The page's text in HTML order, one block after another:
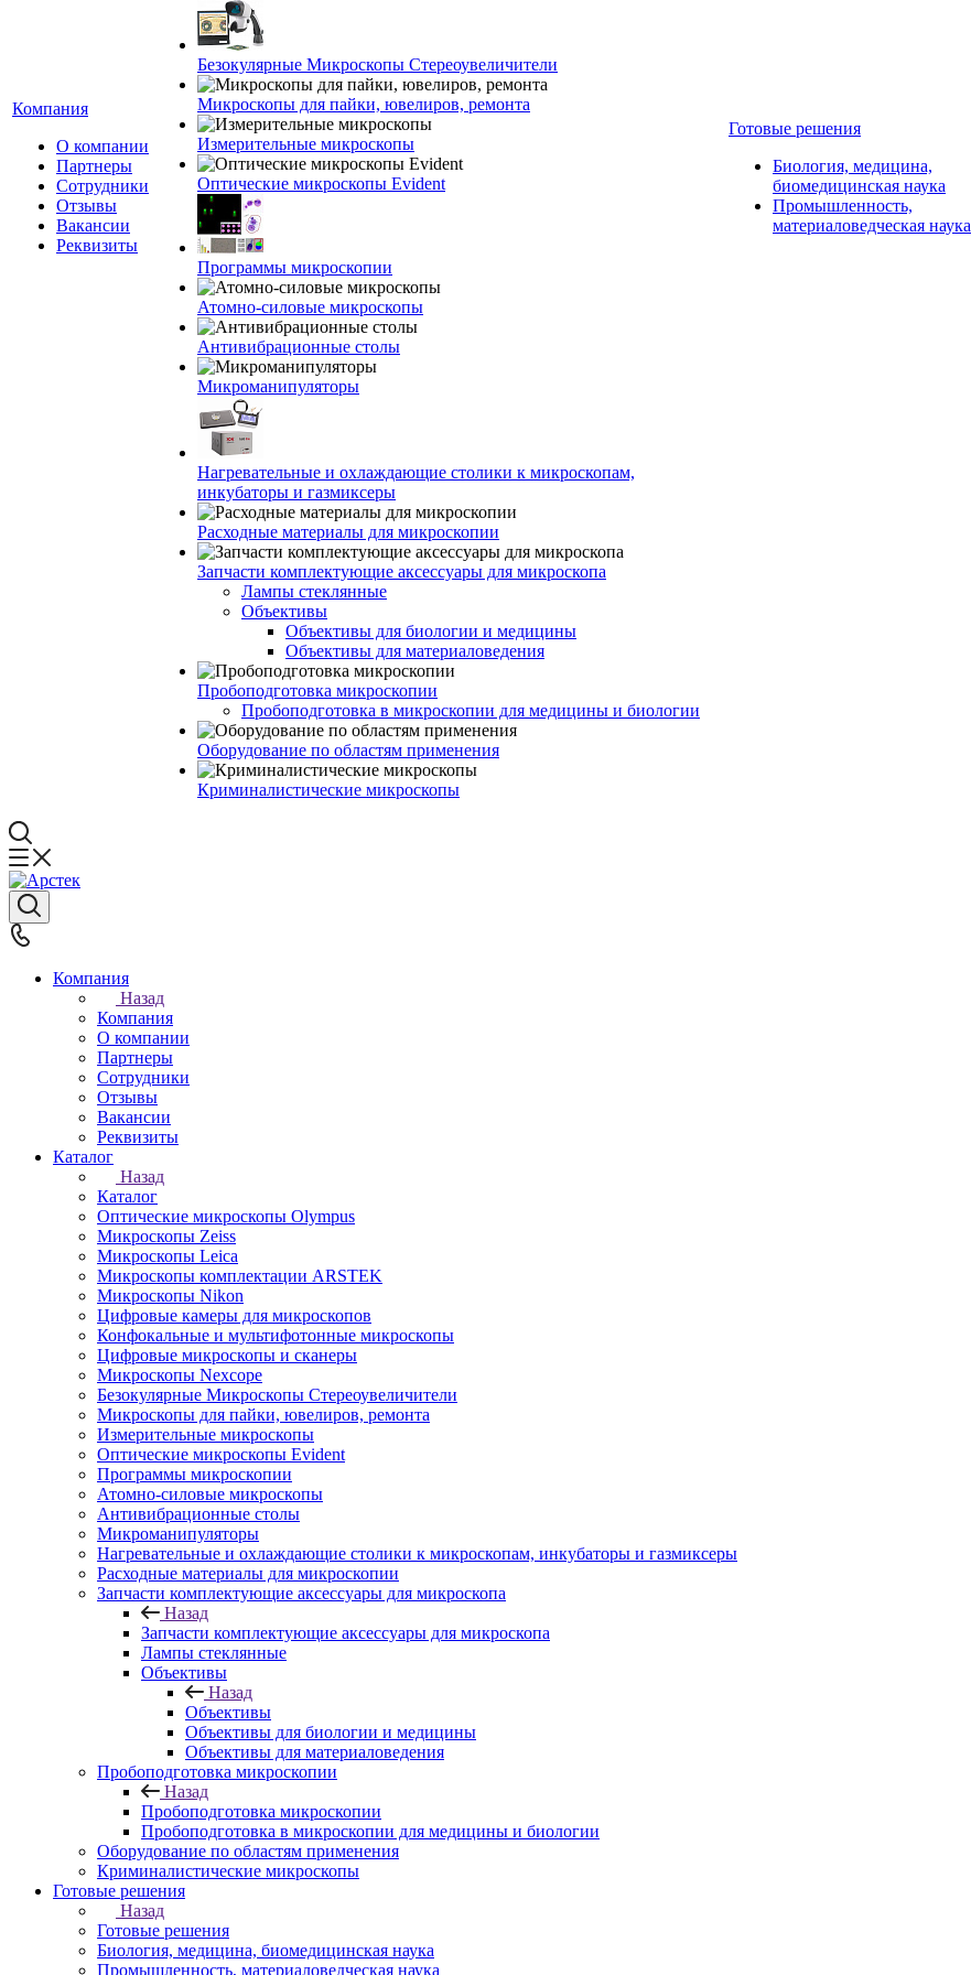
Компания
О компании
Партнеры
Сотрудники
Отзывы
Вакансии
Реквизиты
Безокулярные Микроскопы Стереоувеличители
Микроскопы для пайки, ювелиров, ремонта
Измерительные микроскопы
Оптические микроскопы Evident
Программы микроскопии
Атомно-силовые микроскопы
Антивибрационные столы
Микроманипуляторы
Нагревательные и охлаждающие столики к микроскопам,
инкубаторы и газмиксеры
Расходные материалы для микроскопии
Запчасти комплектующие аксессуары для микроскопа
Лампы стеклянные
Объективы
Объективы для биологии и медицины
Объективы для материаловедения
Пробоподготовка микроскопии
Пробоподготовка в микроскопии для медицины и биологии
Оборудование по областям применения
Криминалистические микроскопы
Готовые решения
Биология, медицина,
биомедицинская наука
Промышленность,
материаловедческая наука
Компания
Назад
Компания
О компании
Партнеры
Сотрудники
Отзывы
Вакансии
Реквизиты
Каталог
Назад
Каталог
Оптические микроскопы Olympus
Микроскопы Zeiss
Микроскопы Leica
Микроскопы комплектации ARSTEK
Микроскопы Nikon
Цифровые камеры для микроскопов
Конфокальные и мультифотонные микроскопы
Цифровые микроскопы и сканеры
Микроскопы Nexcope
Безокулярные Микроскопы Стереоувеличители
Микроскопы для пайки, ювелиров, ремонта
Измерительные микроскопы
Оптические микроскопы Evident
Программы микроскопии
Атомно-силовые микроскопы
Антивибрационные столы
Микроманипуляторы
Нагревательные и охлаждающие столики к микроскопам, инкубаторы и газмиксеры
Расходные материалы для микроскопии
Запчасти комплектующие аксессуары для микроскопа
Назад
Запчасти комплектующие аксессуары для микроскопа
Лампы стеклянные
Объективы
Назад
Объективы
Объективы для биологии и медицины
Объективы для материаловедения
Пробоподготовка микроскопии
Назад
Пробоподготовка микроскопии
Пробоподготовка в микроскопии для медицины и биологии
Оборудование по областям применения
Криминалистические микроскопы
Готовые решения
Назад
Готовые решения
Биология, медицина, биомедицинская наука
Промышленность, материаловедческая наука